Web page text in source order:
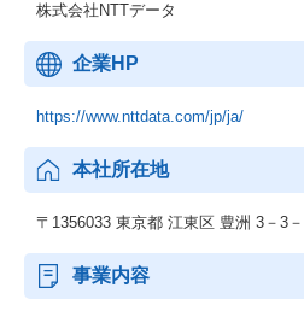
株式会社NTTデータ
企業HP
https://www.nttdata.com/jp/ja/
本社所在地
〒1356033 東京都 江東区 豊洲 3－3
事業内容